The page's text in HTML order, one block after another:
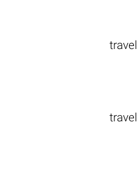
travel
travel